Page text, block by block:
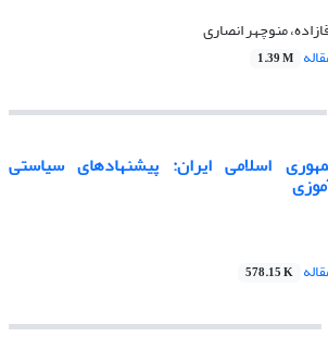
منوچهر انصاری
1.39 M
اسلامی ایران: پیشنهادهای سیاستی
578.15 K